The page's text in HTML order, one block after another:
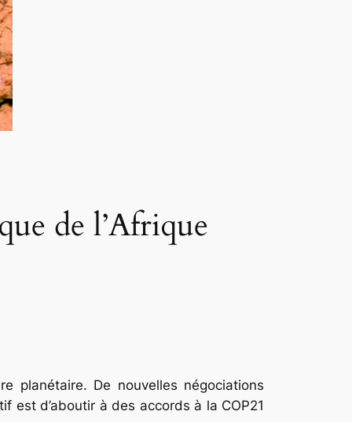
de l’Afrique
planétaire. De nouvelles négociations
est d’aboutir à des accords à la COP21